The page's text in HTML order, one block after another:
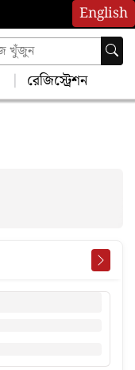
English
রেজিস্ট্রেশন